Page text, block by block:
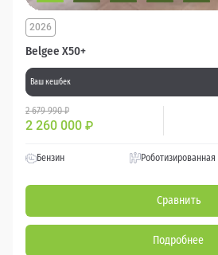
Belgee X50+
2026
Ваш кешбек
2 679 990 ₽
2 260 000 ₽
Бензин Роботизированная
Сравнить
Подробнее